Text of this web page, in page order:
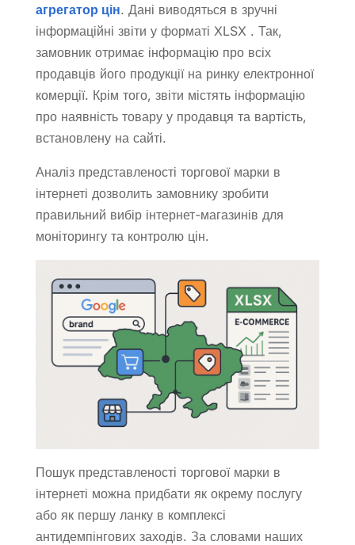
агрегатор цін. Дані виводяться в зручні
інформаційні звіти у форматі XLSX . Так,
замовник отримає інформацію про всіх
продавців його продукції на ринку електронної
комерції. Крім того, звіти містять інформацію
про наявність товару у продавця та вартість,
встановлену на сайті.
Аналіз представленості торгової марки в
інтернеті дозволить замовнику зробити
правильний вибір інтернет-магазинів для
моніторингу та контролю цін.
Пошук представленості торгової марки в
інтернеті можна придбати як окрему послугу
або як першу ланку в комплексі
антидемпінгових заходів. За словами наших